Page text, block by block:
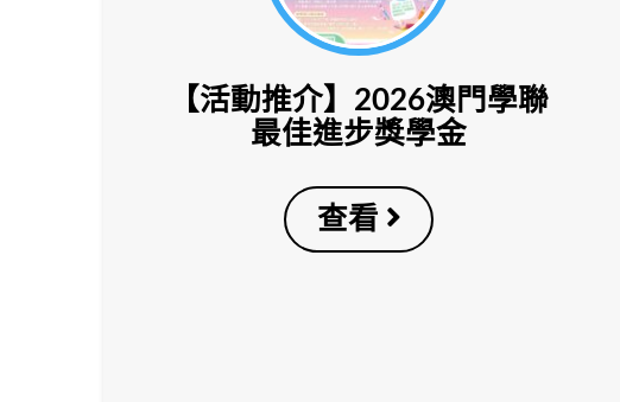
【活動推介】2026澳門學聯
最佳進步獎學金
查看